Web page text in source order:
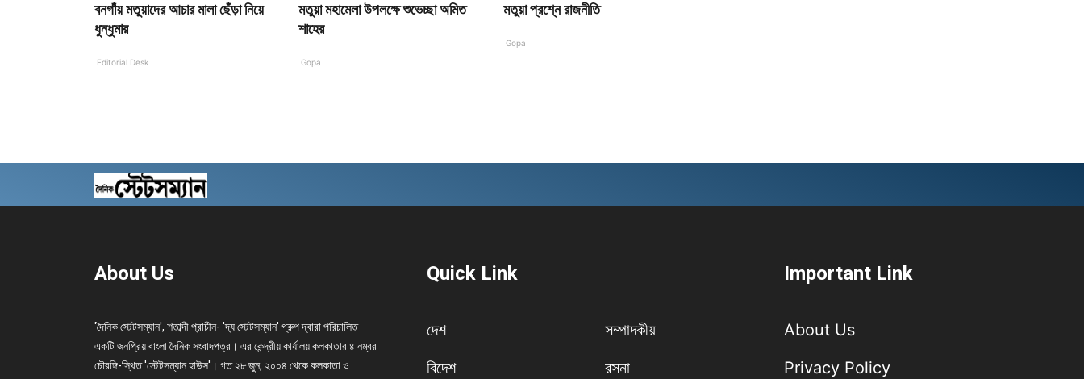
বনগাঁয় মতুয়াদের আচার মালা ছেঁড়া নিয়ে
ধুন্ধুমার
Editorial Desk
মতুয়া মহামেলা উপলক্ষে শুভেচ্ছা অমিত
শাহের
Gopa
মতুয়া প্রশ্নে রাজনীতি
Gopa
About Us
'দৈনিক স্টেটসম্যান', শতাব্দী প্রাচীন- 'দ্য স্টেটসম্যান' গ্রুপ দ্বারা পরিচালিত
একটি জনপ্রিয় বাংলা দৈনিক সংবাদপত্র। এর কেন্দ্রীয় কার্যালয় কলকাতার ৪ নম্বর
চৌরঙ্গি-স্থিত 'স্টেটসম্যান হাউস'। গত ২৮ জুন, ২০০৪ থেকে কলকাতা ও
Quick Link
দেশ
বিদেশ
সম্পাদকীয়
রসনা
Important Link
About Us
Privacy Policy